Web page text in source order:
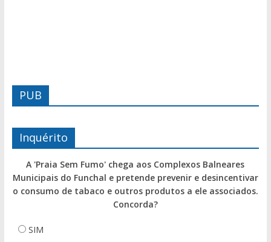
PUB
Inquérito
A 'Praia Sem Fumo' chega aos Complexos Balneares
Municipais do Funchal e pretende prevenir e desincentivar
o consumo de tabaco e outros produtos a ele associados.
Concorda?
SIM